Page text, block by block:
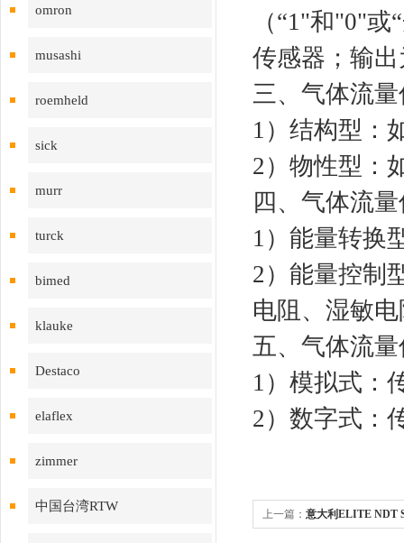
omron
musashi
roemheld
sick
murr
turck
bimed
klauke
Destaco
elaflex
zimmer
中国台湾RTW
（“1"和"0"
传感器；输
三、气体流
1）结构型：
2）物性型：
四、气体流
1）能量转换
2）能量控制
电阻、湿敏
五、气体流
1）模拟式：
2）数字式：
上一篇： 意大利ELITE NDT